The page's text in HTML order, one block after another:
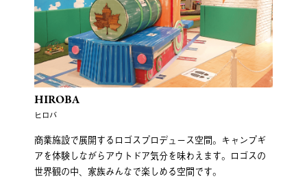
HIROBA
ヒロバ
商業施設で展開するロゴスプロデュース空間。キャンプギ
アを体験しながらアウトドア気分を味わえます。ロゴスの
世界観の中、家族みんなで楽しめる空間です。